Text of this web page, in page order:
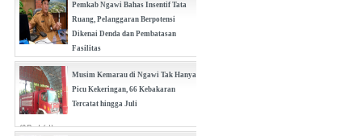
Pemkab Ngawi Bahas Insentif Tata
Ruang, Pelanggaran Berpotensi
Dikenai Denda dan Pembatasan
Fasilitas
(0 Reply(s))
Musim Kemarau di Ngawi Tak Hanya
Picu Kekeringan, 66 Kebakaran
Tercatat hingga Juli
(0 Reply(s))